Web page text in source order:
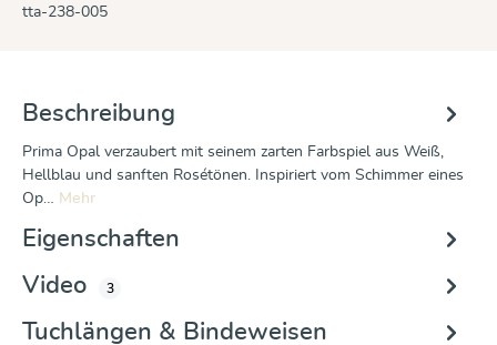
tta-238-005
Beschreibung
Prima Opal verzaubert mit seinem zarten Farbspiel aus Weiß,
Hellblau und sanften Rosétönen. Inspiriert vom Schimmer eines
Op… Mehr
Eigenschaften
Video
3
Tuchlängen & Bindeweisen